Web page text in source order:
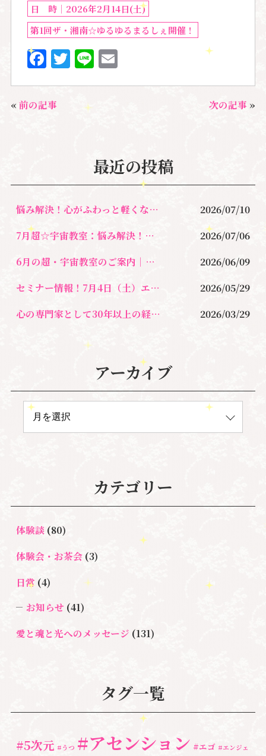
日 時│2026年2月14日(土)
第1回ザ・湘南☆ゆるゆるまるしぇ開催！
F
a
c
e
k
T
w
te
Li
n
E
m
« 前の記事 次の記事 »
最近の投稿
悩み解決！心がふわっと軽くなる〜新しい自分に出会うセラピー
2026/07/10
7月超☆宇宙教室：悩み解決！新しい自分に出会う心が軽くなるレッスン
2026/07/06
6月の超・宇宙教室のご案内｜自分軸・宇宙軸・◯◯軸とは？
2026/06/09
セミナー情報！7月4日（土）エンジェル・オラクルカード・サイキックリーディング特別講座
2026/05/29
心の専門家として30年以上の経験を携えて本格的に問題を解決したい方へ
2026/03/29
アーカイブ
カテゴリー
体験談(80)
体験会・お茶会(3)
日常(4)
お知らせ (41)
愛と魂と光へのメッセージ (131)
亡くなった方に出会うセッション(ミディアムシッ
個人セッション(65)
タグ一覧
#5次元 #うつ #アセンション #エゴ #エンジェ